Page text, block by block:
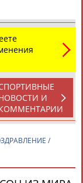
Загалав
АБДУЛБЕКОВ
Назир
И
/